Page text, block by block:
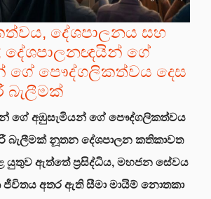
දේශපාලනය සහ
ගේ
ගේ පෞද්ගලිකත්වය දෙස
බැලීමක්
ගේ අඹුසැමියන් ගේ පෞද්ගලිකත්වය
බැලීමක්නූතන දේශපාලන කතිකාවත
ඇත්තේ ප්‍රසිද්ධිය, මහජන සේවය
අතර ඇති සීමා මායිම් නොතකා